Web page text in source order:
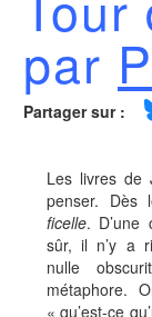
par
Partager sur :
Les livres de
penser. Dès
ficelle. D’une
sûr, il n’y a
nulle
métaphore.
« qu’est-ce